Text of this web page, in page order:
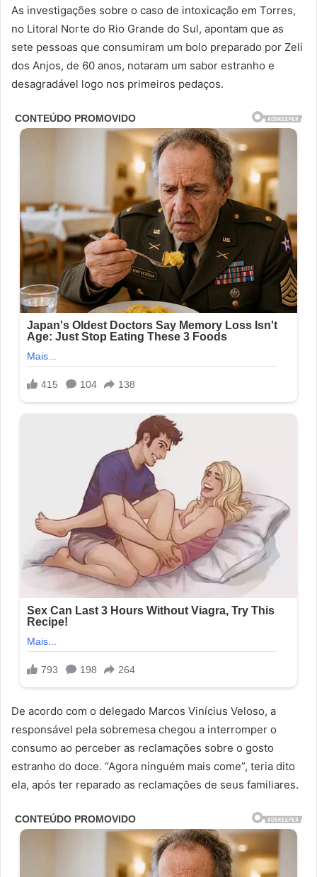
As investigações sobre o caso de intoxicação em Torres,
no Litoral Norte do Rio Grande do Sul, apontam que as
sete pessoas que consumiram um bolo preparado por Zeli
dos Anjos, de 60 anos, notaram um sabor estranho e
desagradável logo nos primeiros pedaços.
De acordo com o delegado Marcos Vinícius Veloso, a
responsável pela sobremesa chegou a interromper o
consumo ao perceber as reclamações sobre o gosto
estranho do doce. “Agora ninguém mais come”, teria dito
ela, após ter reparado as reclamações de seus familiares.